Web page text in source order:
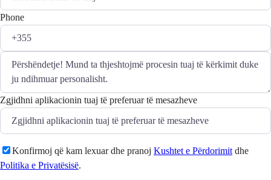
Phone
Zgjidhni aplikacionin tuaj të preferuar të mesazheve
Konfirmoj që kam lexuar dhe pranoj Kushtet e Përdorimit dhe
Politika e Privatësisë.